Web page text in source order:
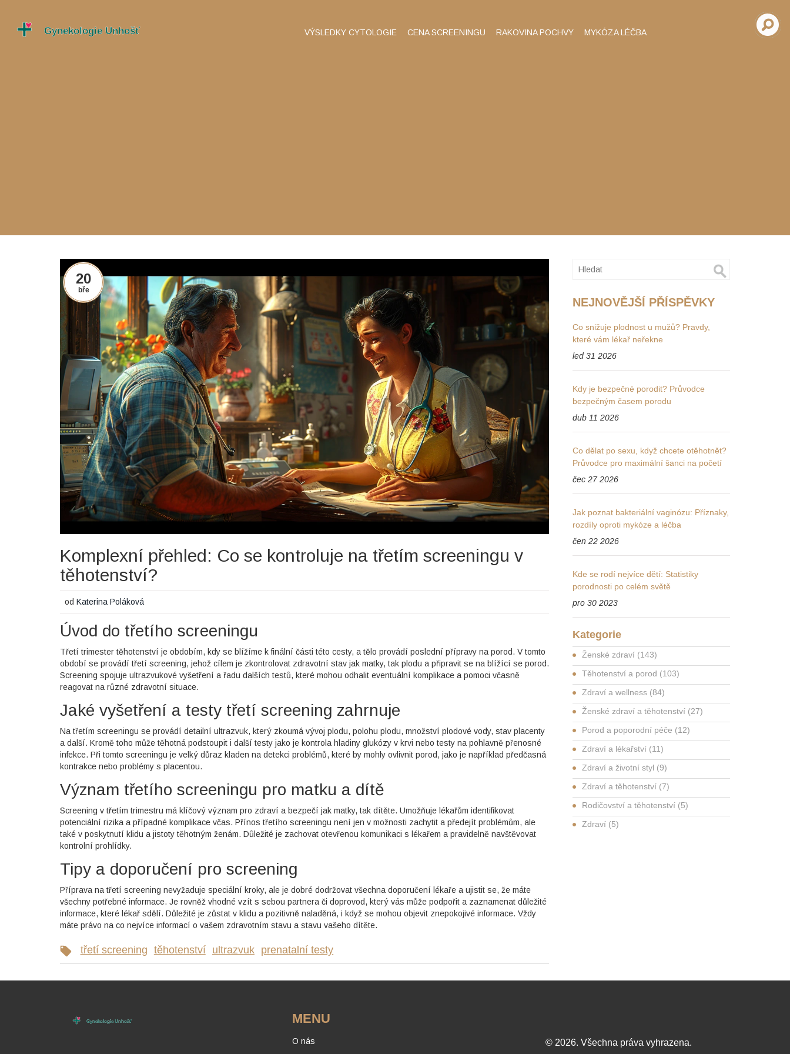
VÝSLEDKY CYTOLOGIE CENA SCREENINGU RAKOVINA POCHVY MYKÓZA LÉČBA
20
bře
Komplexní přehled: Co se kontroluje na třetím screeningu v
těhotenství?
odKaterina Poláková
Úvod do třetího screeningu
Třetí trimester těhotenství je obdobím, kdy se blížíme k finální části této cesty, a tělo provádí poslední přípravy na porod. V tomto
období se provádí třetí screening, jehož cílem je zkontrolovat zdravotní stav jak matky, tak plodu a připravit se na blížící se porod.
Screening spojuje ultrazvukové vyšetření a řadu dalších testů, které mohou odhalit eventuální komplikace a pomoci včasně
reagovat na různé zdravotní situace.
Jaké vyšetření a testy třetí screening zahrnuje
Na třetím screeningu se provádí detailní ultrazvuk, který zkoumá vývoj plodu, polohu plodu, množství plodové vody, stav placenty
a další. Kromě toho může těhotná podstoupit i další testy jako je kontrola hladiny glukózy v krvi nebo testy na pohlavně přenosné
infekce. Při tomto screeningu je velký důraz kladen na detekci problémů, které by mohly ovlivnit porod, jako je například předčasná
kontrakce nebo problémy s placentou.
Význam třetího screeningu pro matku a dítě
Screening v třetím trimestru má klíčový význam pro zdraví a bezpečí jak matky, tak dítěte. Umožňuje lékařům identifikovat
potenciální rizika a případné komplikace včas. Přínos třetího screeningu není jen v možnosti zachytit a předejít problémům, ale
také v poskytnutí klidu a jistoty těhotným ženám. Důležité je zachovat otevřenou komunikaci s lékařem a pravidelně navštěvovat
kontrolní prohlídky.
Tipy a doporučení pro screening
Příprava na třetí screening nevyžaduje speciální kroky, ale je dobré dodržovat všechna doporučení lékaře a ujistit se, že máte
všechny potřebné informace. Je rovněž vhodné vzít s sebou partnera či doprovod, který vás může podpořit a zaznamenat důležité
informace, které lékař sdělí. Důležité je zůstat v klidu a pozitivně naladěná, i když se mohou objevit znepokojivé informace. Vždy
máte právo na co nejvíce informací o vašem zdravotním stavu a stavu vašeho dítěte.
třetí screening těhotenství ultrazvuk prenatalní testy
NEJNOVĚJŠÍ PŘÍSPĚVKY
Co snižuje plodnost u mužů? Pravdy,
které vám lékař neřekne
led 31 2026
Kdy je bezpečné porodit? Průvodce
bezpečným časem porodu
dub 11 2026
Co dělat po sexu, když chcete otěhotnět?
Průvodce pro maximální šanci na početí
čec 27 2026
Jak poznat bakteriální vaginózu: Příznaky,
rozdíly oproti mykóze a léčba
čen 22 2026
Kde se rodí nejvíce dětí: Statistiky
porodnosti po celém světě
pro 30 2023
Kategorie
Ženské zdraví (143)
Těhotenství a porod (103)
Zdraví a wellness (84)
Ženské zdraví a těhotenství (27)
Porod a poporodní péče (12)
Zdraví a lékařství (11)
Zdraví a životní styl (9)
Zdraví a těhotenství (7)
Rodičovství a těhotenství (5)
Zdraví (5)
MENU
O nás © 2026. Všechna práva vyhrazena.